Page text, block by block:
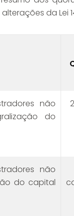
da Lei
não
do
não
do capital